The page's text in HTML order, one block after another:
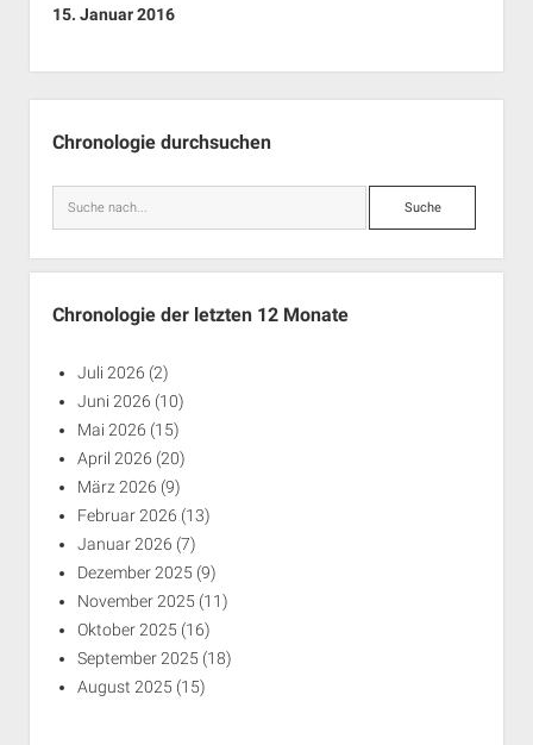
15. Januar 2016
Chronologie durchsuchen
Suche
Chronologie der letzten 12 Monate
Juli 2026 (2)
Juni 2026 (10)
Mai 2026 (15)
April 2026 (20)
März 2026 (9)
Februar 2026 (13)
Januar 2026 (7)
Dezember 2025 (9)
November 2025 (11)
Oktober 2025 (16)
September 2025 (18)
August 2025 (15)